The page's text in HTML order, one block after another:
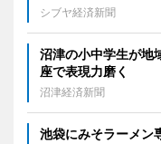
シブヤ経済新聞
沼津の小中学生が
座で表現力磨く
沼津経済新聞
池袋にみそラーメ